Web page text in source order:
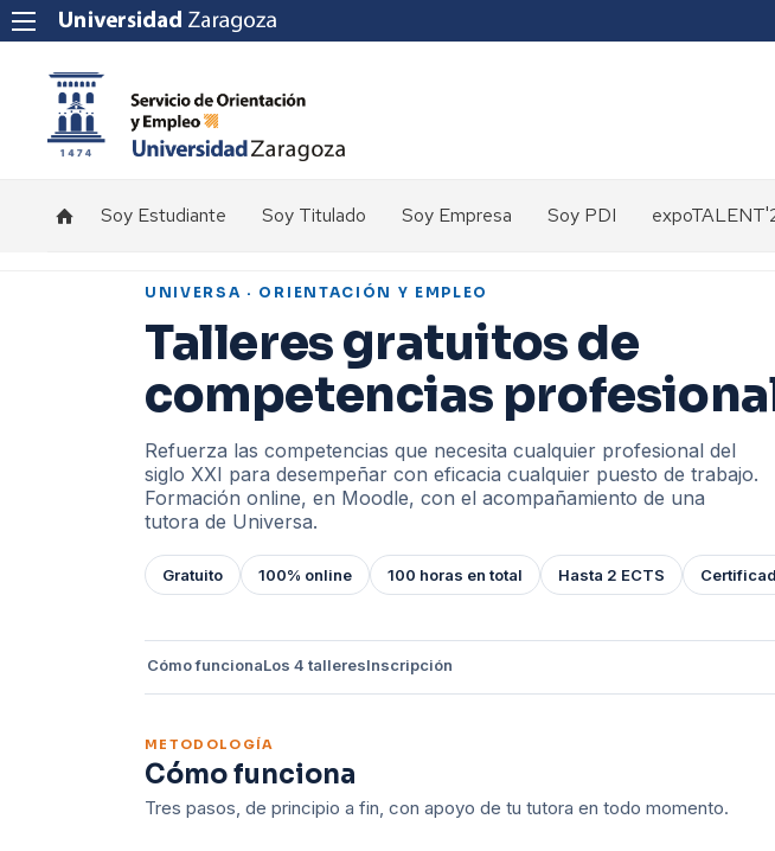
Soy Estudiante
Instituciones
Propios
Empleo
Orientación
Información
Créditos
Soy Titulado
Prácticas
Nacionales
Internacionales
Instituciones
Europeas
Información
Soy Empresa
de
Prácticas
Títulos
Propios
Prácticas
de
Titulado
Prácticas
entorno
rural
de
Empleo
Soy PDI
Prácticas
Internas
INTERNSHIP
UNITA
IN
R&D
INTERNSHIP
UNITA
PROPUESTA
CURSOS
2026
UNIVERSA · ORIENTACIÓN Y EMPLEO
Talleres gratuitos de
competencias
Refuerza las competencias que necesita cualquier profesional del
siglo XXI para desempeñar con eficacia cualquier puesto de trabajo.
Formación online, en Moodle, con el acompañamiento de una
tutora de Universa.
Gratuito 100% online 100 horas en total Hasta 2 ECTS
Cómo funcionaLos 4 talleresInscripción
METODOLOGÍA
Cómo funciona
Tres pasos, de principio a fin, con apoyo de tu tutora en todo momento.